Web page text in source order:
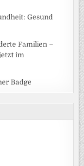
Gesund
Familien –
im
Badge